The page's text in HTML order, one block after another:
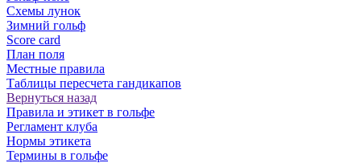
Схемы лунок
Зимний гольф
Score card
План поля
Местные правила
Таблицы пересчета гандикапов
Вернуться назад
Правила и этикет в гольфе
Регламент клуба
Нормы этикета
Термины в гольфе